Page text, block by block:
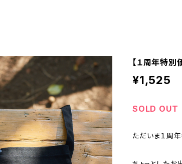
【１周年特
¥1,525
SOLD OUT
ただいま１周